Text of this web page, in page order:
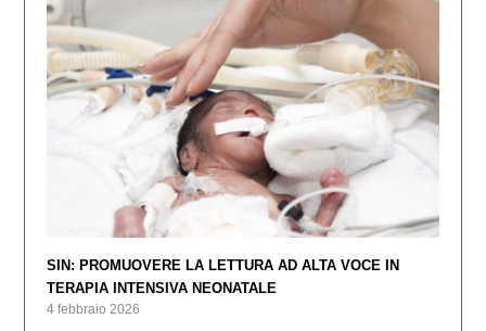
SIN: PROMUOVERE LA LETTURA AD ALTA VOCE IN
TERAPIA INTENSIVA NEONATALE
4 febbraio 2026